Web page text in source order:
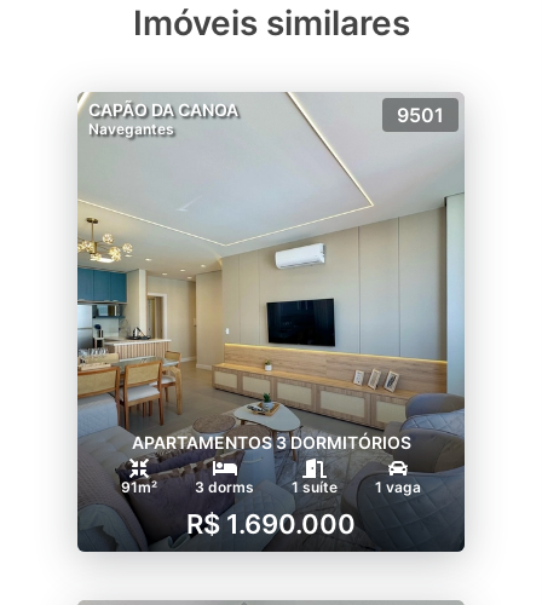
Imóveis similares
CAPÃO DA CANOA
Navegantes
9501
APARTAMENTOS 3 DORMITÓRIOS
91m² 3 dorms 1 suíte 1 vaga
R$ 1.690.000